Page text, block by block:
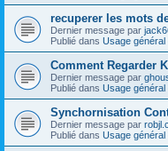
recuperer les mots
Dernier message par
Publié dans Usage général
Comment Regarder
Dernier message par
Publié dans Usage général
Synchornisation
Dernier message par
Publié dans Usage général